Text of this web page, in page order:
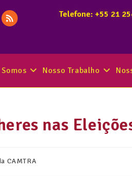
Telefone: +55 21
Nosso Trabalho
nas
CAMTRA